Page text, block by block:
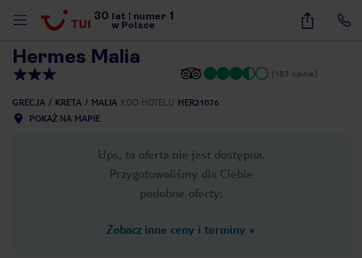
30 lat numer 1
w Polsce
19
Hermes Malia
(183 opinie)
GRECJA KRETA MALIA KOD HOTELU HER21076
POKAŻ NA MAPIE
Ups, ta oferta nie jest dostępna.
Przygotowaliśmy dla Ciebie
podobne oferty:
Zobacz inne ceny i terminy »